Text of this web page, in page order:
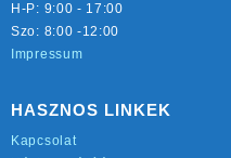
H-P: 9:00 - 17:00
Szo: 8:00 -12:00
Impressum
HASZNOS LINKEK
Kapcsolat